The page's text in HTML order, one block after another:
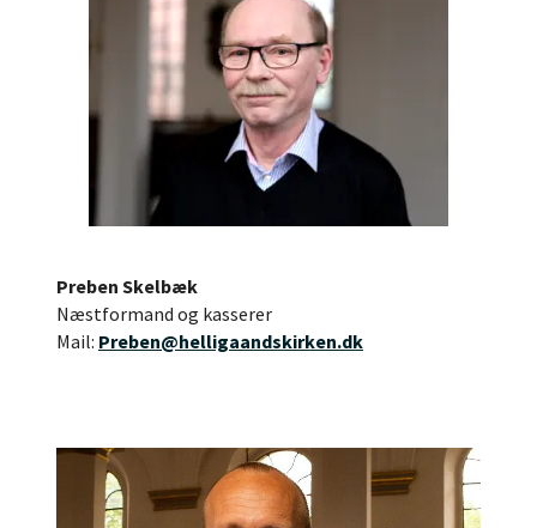
Preben Skelbæk
Næstformand og kasserer
Mail: Preben@helligaandskirken.dk